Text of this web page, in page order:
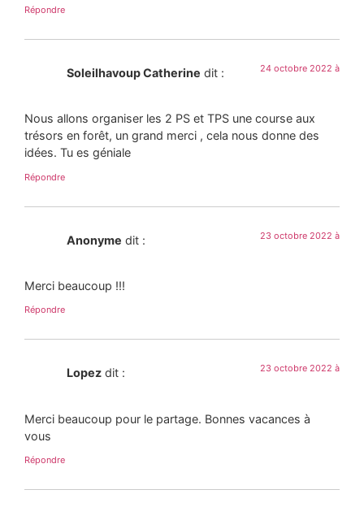
Répondre
Soleilhavoup Catherine dit : 24 octobre 2022 à
Nous allons organiser les 2 PS et TPS une course aux
trésors en forêt, un grand merci , cela nous donne des
idées. Tu es géniale
Répondre
Anonyme dit : 23 octobre 2022 à
Merci beaucoup !!!
Répondre
Lopez dit : 23 octobre 2022 à
Merci beaucoup pour le partage. Bonnes vacances à
vous
Répondre